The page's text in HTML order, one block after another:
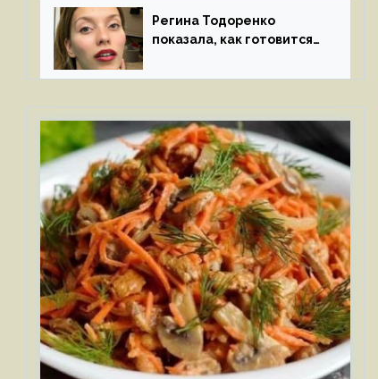
Регина Тодоренко
показала, как готовится
ребенка